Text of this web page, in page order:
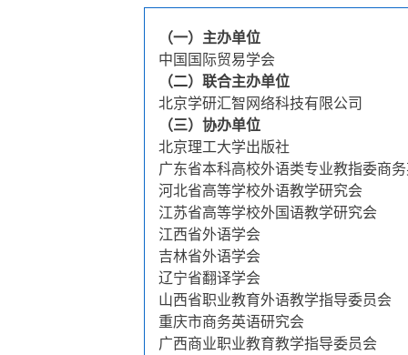
（一）主办单位
中国国际贸易学会
（二）联合主办单位
北京学研汇智网络科技有限公司
（三）协办单位
北京理工大学出版社
广东省本科高校外语类专业教指委商
河北省高等学校外语教学研究会
江苏省高等学校外国语教学研究会
江西省外语学会
吉林省外语学会
辽宁省翻译学会
山西省职业教育外语教学指导委员会
重庆市商务英语研究会
广西商业职业教育教学指导委员会